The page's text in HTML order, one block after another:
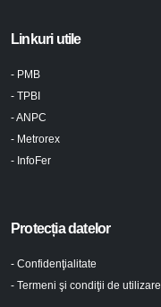
Linkuri utile
- PMB
- TPBI
- ANPC
- Metrorex
- InfoFer
Protecția datelor
- Confidenţialitate
- Termeni şi condiţii de utilizare